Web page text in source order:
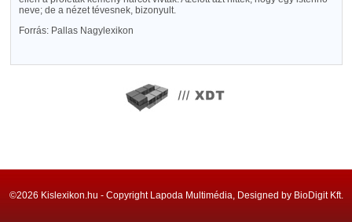
neve; de a nézet tévesnek, bizonyult.
Forrás: Pallas Nagylexikon
©2026 Kislexikon.hu - Copyright Lapoda Multimédia, Designed by BioDigit Kft.